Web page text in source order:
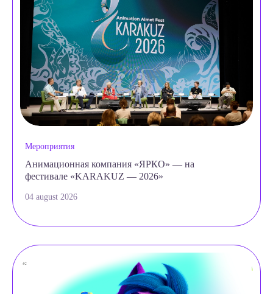
Мероприятия
Анимационная компания «ЯРКО» — на
фестивале «KARAKUZ — 2026»
04 august 2026